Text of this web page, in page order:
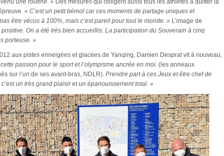
une routine. » Des mesures qui obligent aussi tous les athlètes à quitter la
« C’est un petit bémol car ces moments de partage uniques et
être vécus à 100%, mais c’est pareil pour tout le monde. » L’image de
On a été très bien accueillis. La participation du Souverain à cinq
porteuse. »
aux pistes enneigées et glacées de Yanqing, Damien Desprat vit à nouveau,
cette passion pour le sport et l’olympisme ancrée en moi. (les anneaux
sur l’un de ses avant-bras, NDLR). Prendre part à ces Jeux et être chef de
un très grand plaisir et un épanouissement total. »